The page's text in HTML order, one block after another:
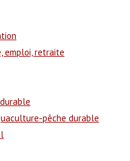
emploi, retraite
pêche durable